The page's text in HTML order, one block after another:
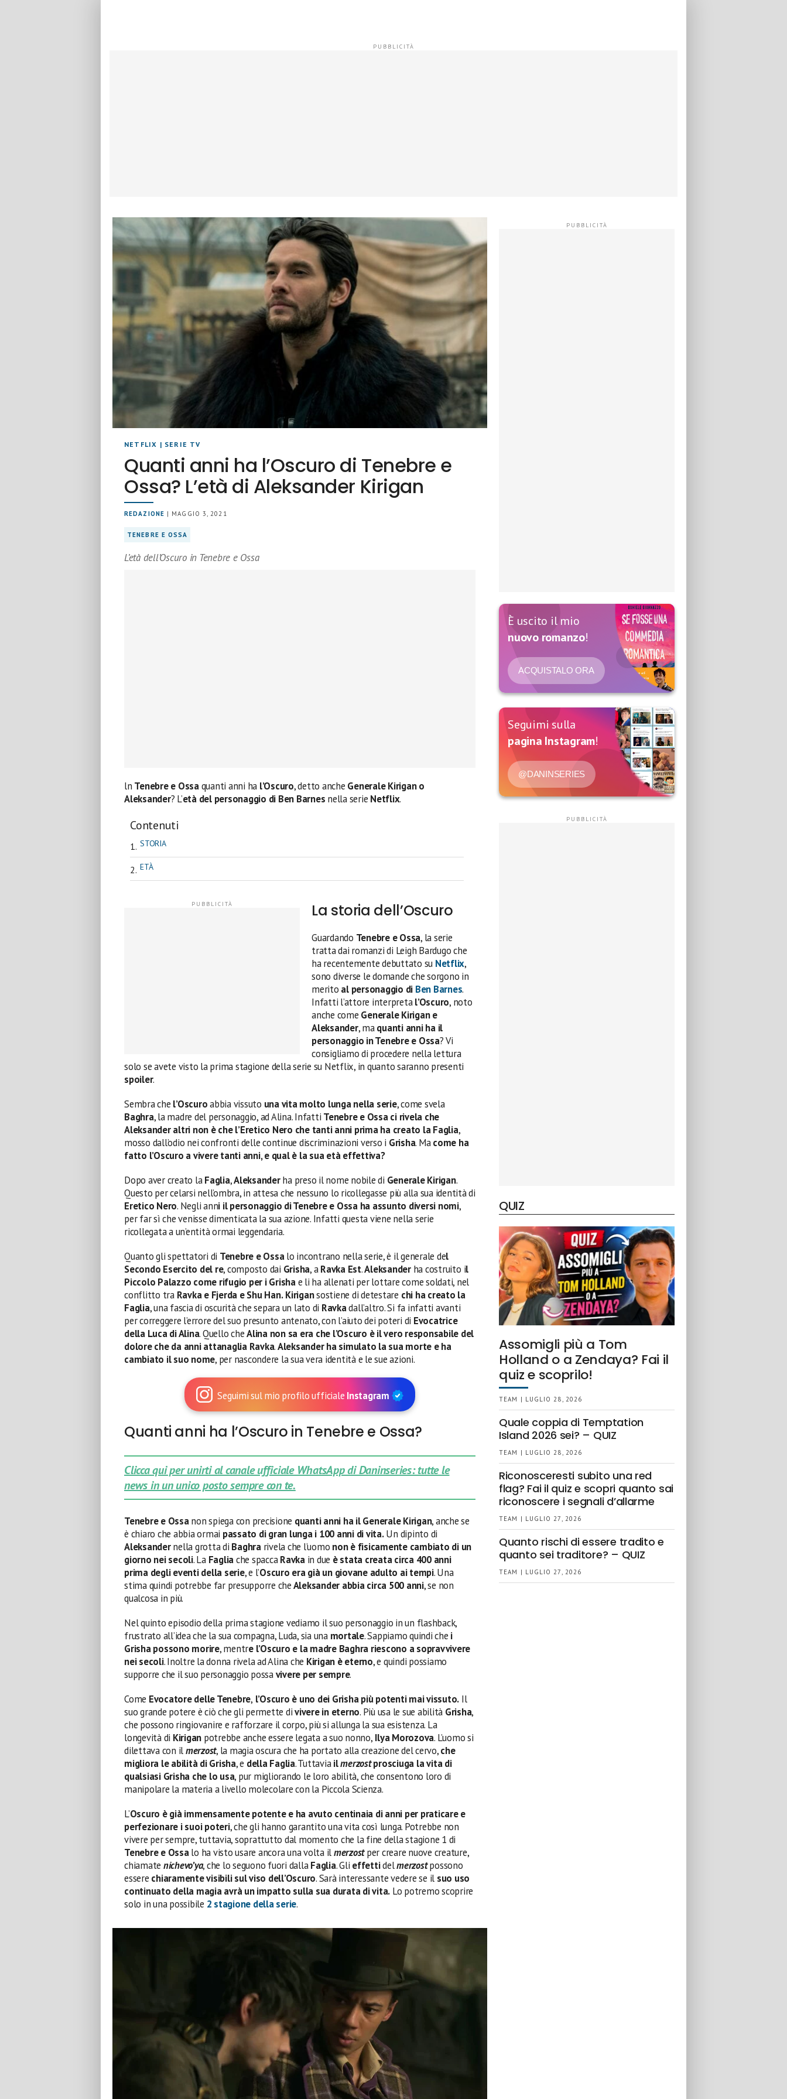
NETFLIX | SERIE TV
Quanti anni ha l’Oscuro di Tenebre e
Ossa? L’età di Aleksander Kirigan
REDAZIONE | MAGGIO 3, 2021
TENEBRE E OSSA
L’età dell’Oscuro in Tenebre e Ossa
ln Tenebre e Ossaquanti anni ha l’Oscuro, detto anche Generale Kirigan o
Aleksander? L’età del personaggio di Ben Barnes nella serie Netflix.
Contenuti
STORIA
ETÀ
La storia dell’Oscuro
Guardando Tenebre e Ossa, la serie
tratta dai romanzi di Leigh Bardugo che
ha recentemente debuttato su Netflix,
sono diverse le domande che sorgono in
merito al personaggio di Ben Barnes.
Infatti l’attore interpretal’Oscuro, noto
anche come Generale Kirigan e
Aleksander, maquanti anni ha il
personaggio in Tenebre e Ossa? Vi
consigliamo di procedere nella lettura
solo se avete visto la prima stagione della serie su Netflix, in quanto saranno presenti
spoiler.
Sembra che l’Oscuroabbia vissuto una vita molto lunga nella serie, come svela
Baghra, la madre del personaggio, ad Alina. Infatti Tenebre e Ossa ci rivela che
Aleksander altri non è che l’Eretico Nero che tanti anni prima ha creato la Faglia,
mosso dall’odio nei confronti delle continue discriminazioni verso i Grisha. Macome ha
fatto l’Oscuro a vivere tanti anni, e qual è la sua età effettiva?
Dopo aver creato laFaglia,Aleksanderha preso il nome nobile di Generale Kirigan.
Questo per celarsi nell’ombra, in attesa che nessuno lo ricollegasse più alla sua identità di
Eretico Nero. Negli anni il personaggio di Tenebre e Ossa ha assunto diversi nomi,
per far sì che venisse dimenticata la sua azione. Infatti questa viene nella serie
ricollegata a un’entità ormai leggendaria.
Quanto gli spettatori di Tenebre e Ossalo incontrano nella serie, è il generale del
Secondo Esercito del re, composto dai Grisha, aRavka Est.Aleksander ha costruito il
Piccolo Palazzo come rifugio per i Grishae li ha allenati per lottare come soldati, nel
conflitto tra Ravka e Fjerda e Shu Han. Kirigansostiene di detestare chi ha creato la
Faglia, una fascia di oscurità che separa un lato di Ravkadall’altro. Si fa infatti avanti
per correggere l’errore del suo presunto antenato, con l’aiuto dei poteri di Evocatrice
della Luca di Alina. Quello cheAlina non sa era che l’Oscuro è il vero responsabile del
dolore che da anni attanaglia Ravka.Aleksander ha simulato la sua morte e ha
cambiato il suo nome, per nascondere la sua vera identità e le sue azioni.
Seguimi sul mio profilo ufficiale Instagram
Quanti anni ha l’Oscuro in Tenebre e Ossa?
Clicca qui per unirti al canale ufficiale WhatsApp di Daninseries: tutte le
news in un unico posto sempre con te.
Tenebre e Ossanon spiega con precisione quanti anni ha il Generale Kirigan, anche se
è chiaro che abbia ormai passato di gran lunga i 100 anni di vita.Un dipinto di
Aleksandernella grotta di Baghra rivela che l’uomo non è fisicamente cambiato di un
giorno nei secoli. La Fagliache spaccaRavka in due è stata creata circa 400 anni
prima degli eventi della serie, e l’Oscuro era già un giovane adulto ai tempi. Una
stima quindi potrebbe far presupporre cheAleksander abbia circa 500 anni, se non
qualcosa in più.
Nel quinto episodio della prima stagione vediamo il suo personaggio in un flashback,
frustrato all’idea che la sua compagna, Luda, sia una mortale. Sappiamo quindi che i
Grisha possono morire, mentre l’Oscuro e la madre Baghra riescono a sopravvivere
nei secoli. Inoltre la donna rivela ad Alina che Kirigan è eterno, e quindi possiamo
supporre che il suo personaggio possavivere per sempre.
Come Evocatore delle Tenebre, l’Oscuro è uno dei Grisha più potenti mai vissuto. Il
suo grande potere è ciò che gli permette divivere in eterno. Più usa le sue abilità Grisha,
che possono ringiovanire e rafforzare il corpo, più si allunga la sua esistenza. La
longevità di Kirigan potrebbe anche essere legata a suo nonno, Ilya Morozova. L’uomo si
dilettava con ilmerzost, la magia oscura che ha portato alla creazione del cervo,che
migliora le abilità di Grisha, e della Faglia. Tuttaviailmerzostprosciuga la vita di
qualsiasi Grisha che lo usa, pur migliorando le loro abilità, che consentono loro di
manipolare la materia a livello molecolare con la Piccola Scienza.
L’Oscuro è già immensamente potente e ha avuto centinaia di anni per praticare e
perfezionare i suoi poteri, che gli hanno garantito una vita così lunga. Potrebbe non
vivere per sempre, tuttavia, soprattutto dal momento che la fine della stagione 1 di
Tenebre e Ossalo ha visto usare ancora una volta ilmerzostper creare nuove creature,
chiamate nichevo’ya, che lo seguono fuori dallaFaglia. Gli effettidelmerzostpossono
essere chiaramente visibili sul viso dell’Oscuro. Sarà interessante vedere se il suo uso
continuato della magia avrà un impatto sulla sua durata di vita. Lo potremo scoprire
solo in una possibile 2 stagione della serie.
È uscito il mio
nuovo romanzo!
ACQUISTALO ORA
Seguimi sulla
pagina Instagram!
@DANINSERIES
QUIZ
Assomigli più a Tom
Holland o a Zendaya? Fai il
quiz e scoprilo!
TEAM | LUGLIO 28, 2026
Quale coppia di Temptation
Island 2026 sei? – QUIZ
TEAM | LUGLIO 28, 2026
Riconosceresti subito una red
flag? Fai il quiz e scopri quanto sai
riconoscere i segnali d’allarme
TEAM | LUGLIO 27, 2026
Quanto rischi di essere tradito e
quanto sei traditore? – QUIZ
TEAM | LUGLIO 27, 2026